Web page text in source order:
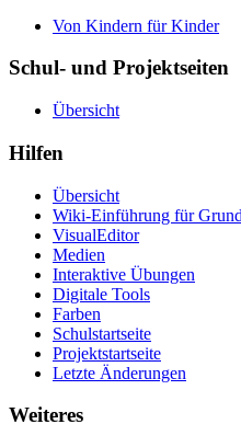
Von Kindern für Kinder
Schul- und Projektseiten
Übersicht
Hilfen
Übersicht
Wiki-Einführung für
VisualEditor
Medien
Interaktive Übungen
Digitale Tools
Farben
Schulstartseite
Projektstartseite
Letzte Änderungen
Weiteres